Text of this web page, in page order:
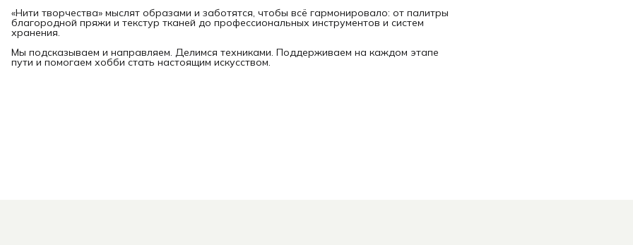
«Нити творчества» мыслят образами и заботятся, чтобы всё гармонировало: от палитры
благородной пряжи и текстур тканей до профессиональных инструментов и систем
хранения.
Мы подсказываем и направляем. Делимся техниками. Поддерживаем на каждом этапе
пути и помогаем хобби стать настоящим искусством.